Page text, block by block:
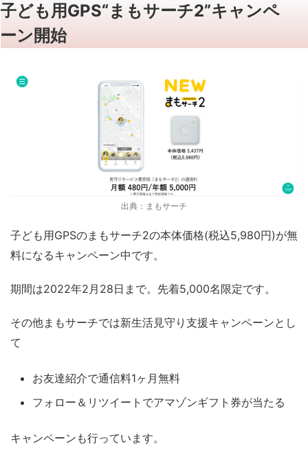
子ども用GPS“まもサーチ2”キャンペ
ーン開始
出典：まもサーチ
子ども用GPSのまもサーチ2の本体価格(税込5,980円)が無
料になるキャンペーン中です。
期間は2022年2月28日まで。先着5,000名限定です。
その他まもサーチでは新生活見守り支援キャンペーンとし
て
お友達紹介で通信料1ヶ月無料
フォロー＆リツイートでアマゾンギフト券が当たる
キャンペーンも行っています。